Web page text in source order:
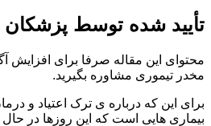
تأیید شده توسط
محتوای این مقاله صرفا برای افزایش
مخدر تیموری مشاوره بگیرید.
برای این که درباره ی ترک اعتیاد و
بیماری هایی است که این روزها در